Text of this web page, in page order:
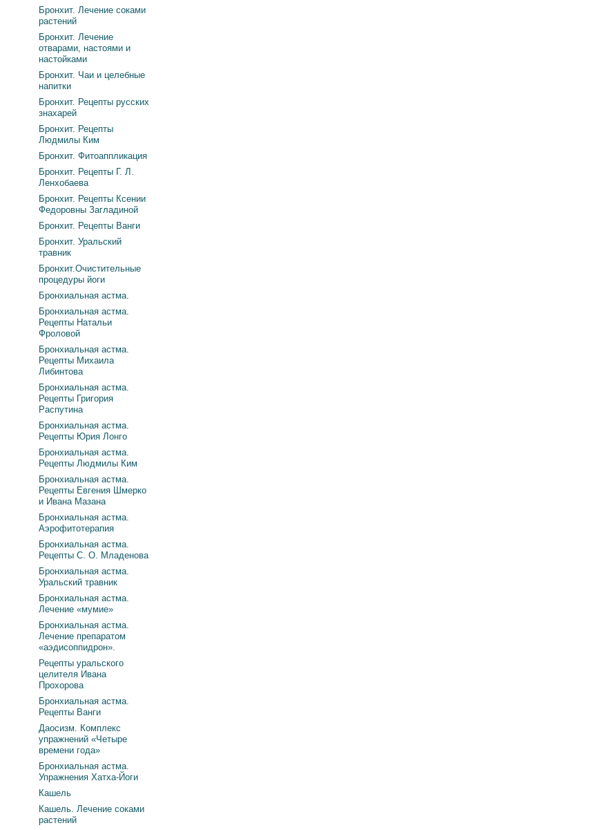
Бронхит. Лечение соками
растений
Бронхит. Лечение
отварами, настоями и
настойками
Бронхит. Чаи и целебные
напитки
Бронхит. Рецепты русских
знахарей
Бронхит. Рецепты
Людмилы Ким
Бронхит. Фитоаппликация
Бронхит. Рецепты Г. Л.
Ленхобаева
Бронхит. Рецепты Ксении
Федоровны Загладиной
Бронхит. Рецепты Ванги
Бронхит. Уральский
травник
Бронхит.Очистительные
процедуры йоги
Бронхиальная астма.
Бронхиальная астма.
Рецепты Натальи
Фроловой
Бронхиальная астма.
Рецепты Михаила
Либинтова
Бронхиальная астма.
Рецепты Григория
Распутина
Бронхиальная астма.
Рецепты Юрия Лонго
Бронхиальная астма.
Рецепты Людмилы Ким
Бронхиальная астма.
Рецепты Евгения Шмерко
и Ивана Мазана
Бронхиальная астма.
Аэрофитотерапия
Бронхиальная астма.
Рецепты С. О. Младенова
Бронхиальная астма.
Уральский травник
Бронхиальная астма.
Лечение «мумие»
Бронхиальная астма.
Лечение препаратом
«аэдисоппидрон».
Рецепты уральского
целителя Ивана
Прохорова
Бронхиальная астма.
Рецепты Ванги
Даосизм. Комплекс
упражнений «Четыре
времени года»
Бронхиальная астма.
Упражнения Хатха-Йоги
Кашель
Кашель. Лечение соками
растений